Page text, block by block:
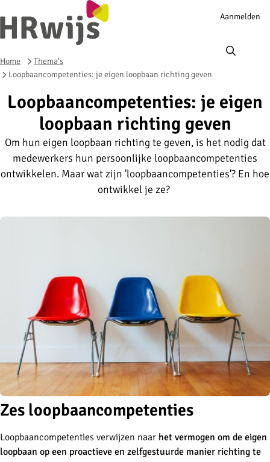
Account
Aanmelden
Home
Thema's
Loopbaancompetenties: je eigen loopbaan richting geven
Loopbaancompetenties: je eigen
loopbaan richting geven
Om hun eigen loopbaan richting te geven, is het nodig dat
medewerkers hun persoonlijke loopbaancompetenties
ontwikkelen. Maar wat zijn 'loopbaancompetenties'? En hoe
ontwikkel je ze?
Zes loopbaancompetenties
Loopbaancompetenties verwijzen naar het vermogen om de eigen
loopbaan op een proactieve en zelfgestuurde manier richting te